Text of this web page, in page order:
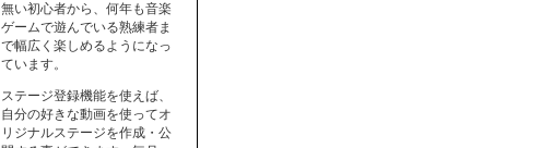
無い初心者から、何年も音楽
ゲームで遊んでいる熟練者ま
で幅広く楽しめるようになっ
ています。
ステージ登録機能を使えば、
自分の好きな動画を使ってオ
リジナルステージを作成・公